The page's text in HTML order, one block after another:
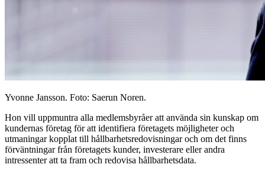
Yvonne Jansson. Foto: Saerun Noren.
Hon vill uppmuntra alla medlemsbyråer att använda sin kunskap om
kundernas företag för att identifiera företagets möjligheter och
utmaningar kopplat till hållbarhetsredovisningar och om det finns
förväntningar från företagets kunder, investerare eller andra
intressenter att ta fram och redovisa hållbarhetsdata.